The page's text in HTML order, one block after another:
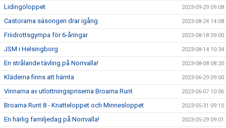
Lidingöloppet 2023-09-29 09:08
Castorama säsongen drar igång 2023-08-24 14:08
Friidrottsgympa för 6-åringar 2023-08-18 09:00
JSM i Helsingborg 2023-08-14 10:34
En strålande tävling på Norrvalla! 2023-08-08 08:20
Kläderna finns att hämta 2023-06-29 09:00
Vinnarna av utlottningspriserna Broarna Runt 2023-06-07 10:06
Broarna Runt 8 - Knatteloppet och Minnesloppet 2023-05-31 09:10
En härlig familjedag på Norrvalla! 2023-05-29 09:01